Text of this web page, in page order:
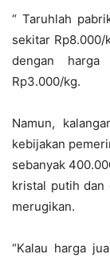
“ Taruhlah
sekitar Rp8.000/
dengan harga
Rp3.000/kg.
Namun,
kebijakan
sebanyak
kristal putih dan
merugikan.
“Kalau harga